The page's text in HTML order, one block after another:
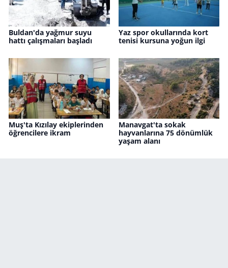
Buldan'da yağmur suyu
hattı çalışmaları başladı
Yaz spor okullarında kort
tenisi kursuna yoğun ilgi
Muş'ta Kızılay ekiplerinden
öğrencilere ikram
Manavgat'ta sokak
hayvanlarına 75 dönümlük
yaşam alanı